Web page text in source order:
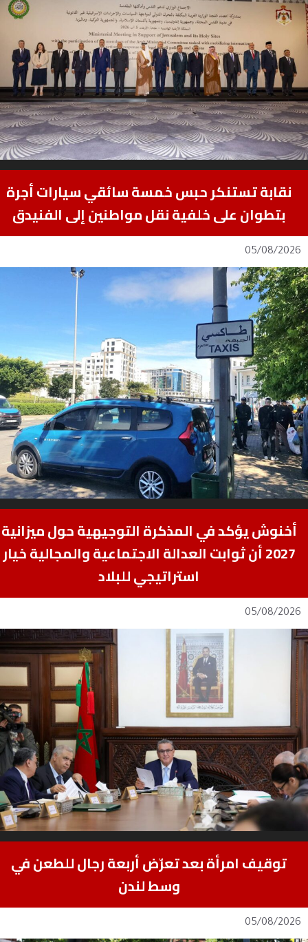
نقابة تستنكر حبس خمسة سائقي سيارات أجرة
بتطوان على خلفية نقل مواطنين إلى الفنيدق
05/08/2026
أخنوش يؤكد في المذكرة التوجيهية حول ميزانية
2027 أن ثوابت العدالة الاجتماعية والمجالية خيار
استراتيجي للبلاد
05/08/2026
توقيف امرأة بعد تعرّض أربعة رجال للطعن في
وسط لندن
05/08/2026